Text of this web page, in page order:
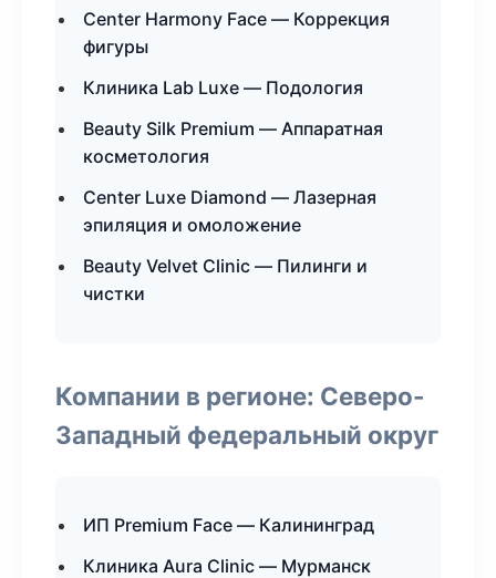
Center Harmony Face — Коррекция
фигуры
Клиника Lab Luxe — Подология
Beauty Silk Premium — Аппаратная
косметология
Center Luxe Diamond — Лазерная
эпиляция и омоложение
Beauty Velvet Clinic — Пилинги и
чистки
Компании в регионе: Северо-
Западный федеральный округ
ИП Premium Face — Калининград
Клиника Aura Clinic — Мурманск